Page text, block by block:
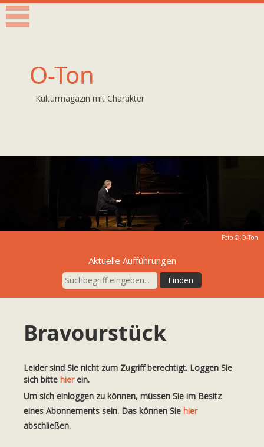
O-Ton
Kulturmagazin mit Charakter
Foto © O-Ton
Aktuelle Aufführungen
Bravourstück
Leider sind Sie nicht zum Zugriff berechtigt. Loggen Sie
sich bitte hierein.
Um sich einloggen zu können, müssen Sie im Besitz
eines Abonnements sein. Das können Sie hier
abschließen.